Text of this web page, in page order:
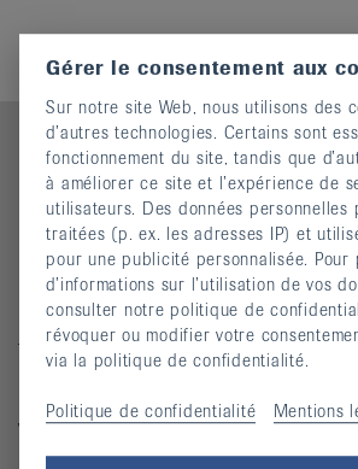
Contact
Ligue jurassienne contre le rhumatisme
Rue des Tanneurs 7
2900 Porrentruy
Téléphone : 032 466 63 61
Mardi 8h00 - 11h30 / 13h30 - 17h00
Vendredi 8h00 - 11h30
Gérer le consentement aux
Sur notre site Web, nous utilisons des
d’autres technologies. Certains sont
fonctionnement du site, tandis que
à améliorer ce site et l’expérience de
utilisateurs. Des données personnelles
traitées (p. ex. les adresses IP) et
pour une publicité personnalisée. Pour
d’informations sur l’utilisation de vos
consulter notre politique de
révoquer ou modifier votre
via la politique de confidentialité.
Politique de confidentialité Mentions